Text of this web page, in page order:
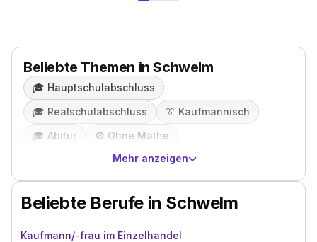
Beliebte Themen in Schwelm
🎓️ Hauptschulabschluss
🎓️ Realschulabschluss 👔 Kaufmännisch
🎓️ Abitur 🚫 Ohne Mathe
Mehr anzeigen
Beliebte Berufe in Schwelm
Kaufmann/-frau im Einzelhandel